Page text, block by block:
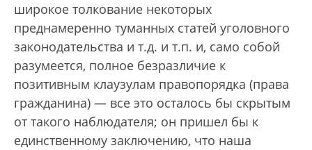
широкое толкование некоторых
преднамеренно туманных статей уголовного
законодательства и т.д. и т.п. и, само собой
разумеется, полное безразличие к
позитивным клаузулам правопорядка (права
гражданина) — все это осталось бы скрытым
от такого наблюдателя; он пришел бы к
единственному заключению, что наша